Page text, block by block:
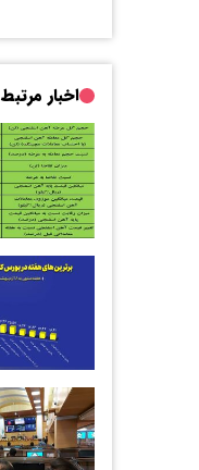
اخبار مرتبط